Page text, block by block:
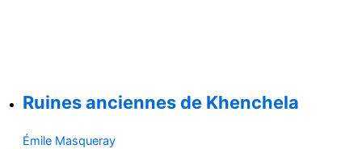
Ruines anciennes de Khenchela
Émile Masqueray